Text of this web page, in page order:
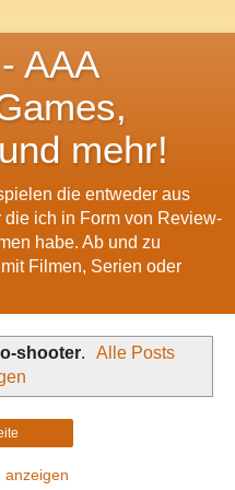
AAA
mehr!
die entweder aus
ich in Form von Review-
habe. Ab und zu
Filmen, Serien oder
shooter.
Alle Posts
anzeigen